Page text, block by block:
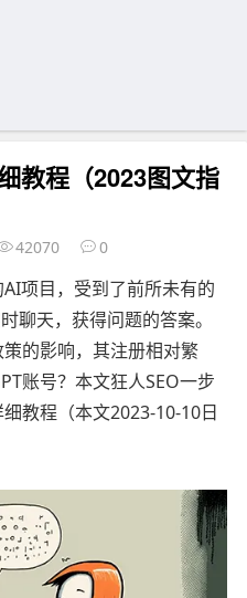
教程（2023图文指
42070 0
项目，受到了前所未有的
聊天，获得问题的答案。
的影响，其注册相对繁
账号？本文狂人SEO一步
教程（本文2023-10-10日